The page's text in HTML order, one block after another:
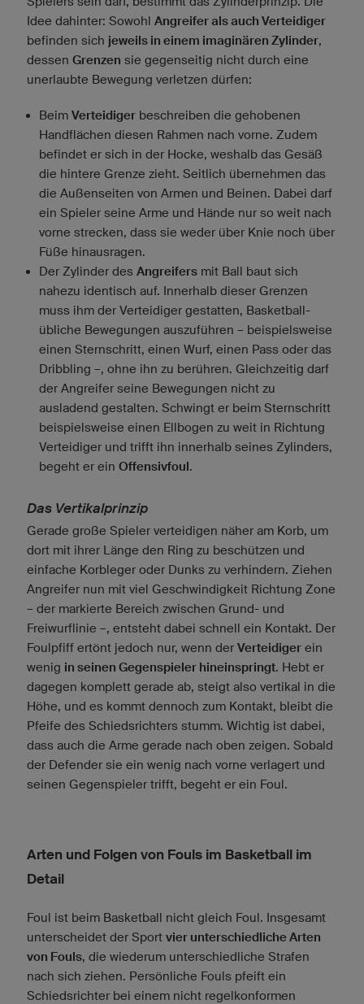
Idee dahinter: Sowohl Angreifer als auch Verteidiger
befinden sich jeweils in einem imaginären Zylinder,
dessen Grenzen sie gegenseitig nicht durch eine
unerlaubte Bewegung verletzen dürfen:
Beim Verteidiger beschreiben die gehobenen
Handflächen diesen Rahmen nach vorne. Zudem
befindet er sich in der Hocke, weshalb das Gesäß
die hintere Grenze zieht. Seitlich übernehmen das
die Außenseiten von Armen und Beinen. Dabei darf
ein Spieler seine Arme und Hände nur so weit nach
vorne strecken, dass sie weder über Knie noch über
Füße hinausragen.
Der Zylinder des Angreifers mit Ball baut sich
nahezu identisch auf. Innerhalb dieser Grenzen
muss ihm der Verteidiger gestatten, Basketball-
übliche Bewegungen auszuführen – beispielsweise
einen Sternschritt, einen Wurf, einen Pass oder das
Dribbling –, ohne ihn zu berühren. Gleichzeitig darf
der Angreifer seine Bewegungen nicht zu
ausladend gestalten. Schwingt er beim Sternschritt
beispielsweise einen Ellbogen zu weit in Richtung
Verteidiger und trifft ihn innerhalb seines Zylinders,
begeht er ein Offensivfoul.
Das Vertikalprinzip
Gerade große Spieler verteidigen näher am Korb, um
dort mit ihrer Länge den Ring zu beschützen und
einfache Korbleger oder Dunks zu verhindern. Ziehen
Angreifer nun mit viel Geschwindigkeit Richtung Zone
– der markierte Bereich zwischen Grund- und
Freiwurflinie –, entsteht dabei schnell ein Kontakt. Der
Foulpfiff ertönt jedoch nur, wenn der Verteidiger ein
wenig in seinen Gegenspieler hineinspringt. Hebt er
dagegen komplett gerade ab, steigt also vertikal in die
Höhe, und es kommt dennoch zum Kontakt, bleibt die
Pfeife des Schiedsrichters stumm. Wichtig ist dabei,
dass auch die Arme gerade nach oben zeigen. Sobald
der Defender sie ein wenig nach vorne verlagert und
seinen Gegenspieler trifft, begeht er ein Foul.
Arten und Folgen von Fouls im Basketball im
Detail
Foul ist beim Basketball nicht gleich Foul. Insgesamt
unterscheidet der Sport vier unterschiedliche Arten
von Fouls, die wiederum unterschiedliche Strafen
nach sich ziehen. Persönliche Fouls pfeift ein
Schiedsrichter bei einem nicht regelkonformen